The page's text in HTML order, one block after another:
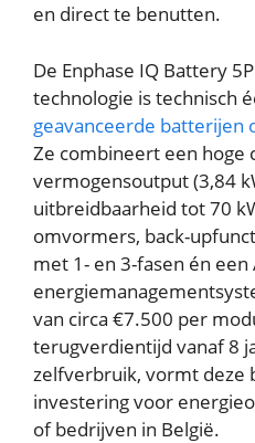
en direct te benutten.
De Enphase IQ Battery
technologie is technisch
geavanceerde batterijen
Ze combineert een hoge
vermogensoutput (3,84
uitbreidbaarheid tot 70
omvormers, back-
met 1- en 3-fasen én een
van circa €7.500 per
terugverdientijd vanaf 8
zelfverbruik, vormt deze
investering voor
of bedrijven in België.